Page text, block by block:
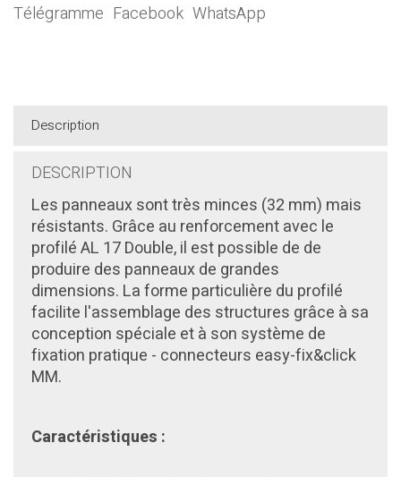
Télégramme Facebook WhatsApp
Description
DESCRIPTION
Les panneaux sont très minces (32 mm) mais
résistants. Grâce au renforcement avec le
profilé AL 17 Double, il est possible de de
produire des panneaux de grandes
dimensions. La forme particulière du profilé
facilite l'assemblage des structures grâce à sa
conception spéciale et à son système de
fixation pratique - connecteurs easy-fix&click
MM.
Caractéristiques :